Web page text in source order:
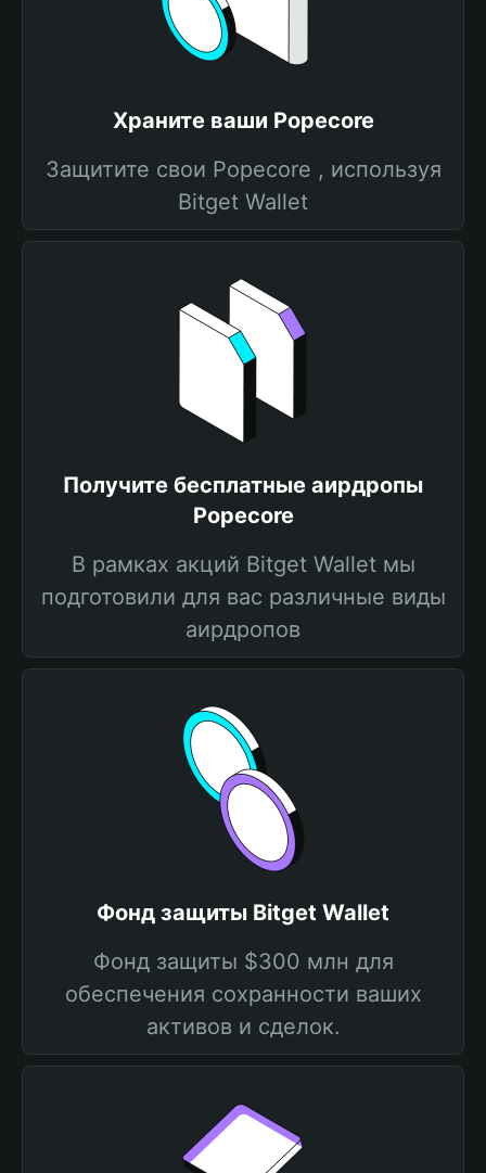
Храните ваши Popecore
Защитите свои Popecore , используя
Bitget Wallet
Получите бесплатные аирдропы
Popecore
В рамках акций Bitget Wallet мы
подготовили для вас различные виды
аирдропов
Фонд защиты Bitget Wallet
Фонд защиты $300 млн для
обеспечения сохранности ваших
активов и сделок.